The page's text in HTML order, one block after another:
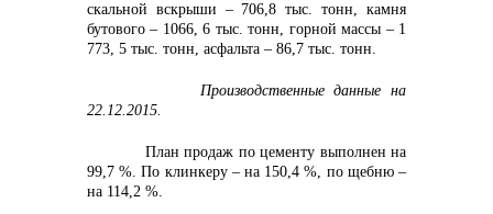
скальной вскрыши – 706,8 тыс. тонн, камня
бутового – 1066, 6 тыс. тонн, горной массы – 1
773, 5 тыс. тонн, асфальта – 86,7 тыс. тонн.
Производственные данные на
22.12.2015.
План продаж по цементу выполнен на
99,7 %. По клинкеру – на 150,4 %, по щебню –
на 114,2 %.